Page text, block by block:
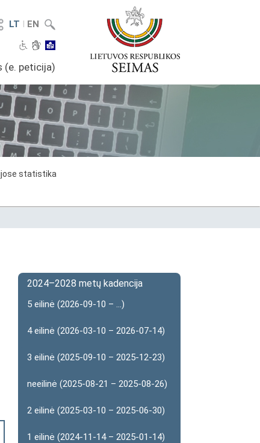
LT I EN
(e. peticija)
statistika
2024–2028 metų kadencija
5 eilinė (2026-09-10 – ...)
4 eilinė (2026-03-10 – 2026-07-14)
3 eilinė (2025-09-10 – 2025-12-23)
neeilinė (2025-08-21 – 2025-08-26)
2 eilinė (2025-03-10 – 2025-06-30)
1 eilinė (2024-11-14 – 2025-01-14)